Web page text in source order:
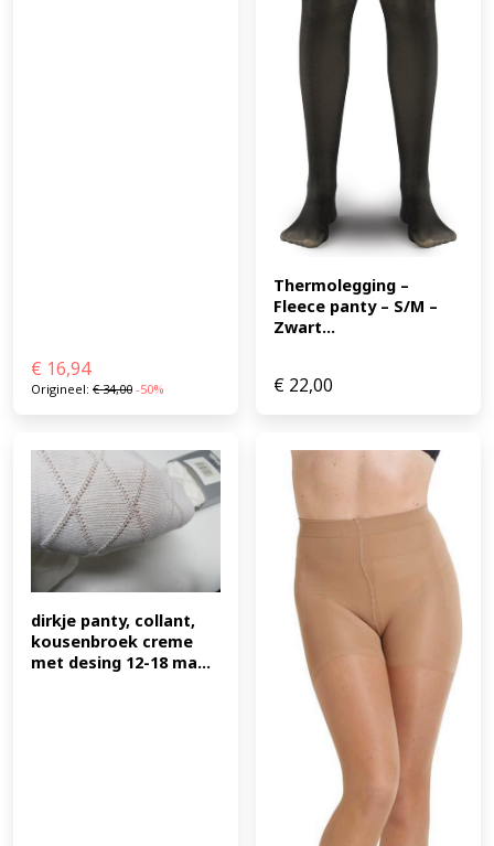
€ 16,94
Origineel: €34,00 -50%
Thermolegging –
Fleece panty – S/M –
Zwart...
€ 22,00
dirkje panty, collant,
kousenbroek creme
met desing 12-18 ma...